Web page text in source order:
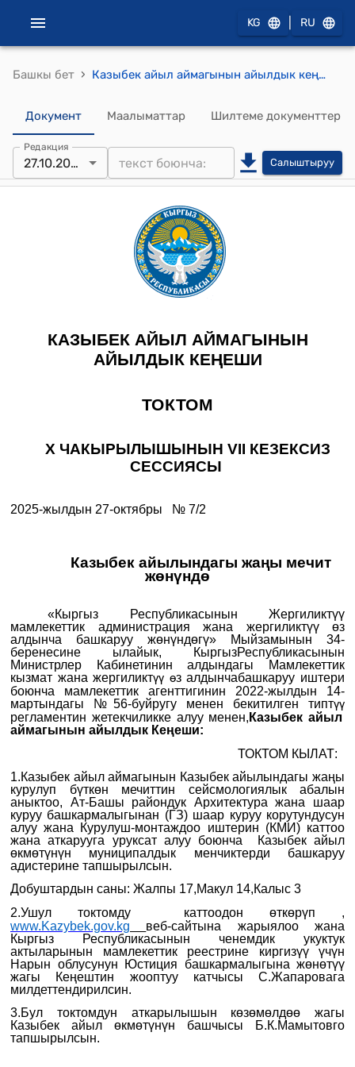
KG RU
Башкы бет › Казыбек айыл аймагынын айылдык кеңешинин 2025-жылдын 27-октябрындагы № 7/2 "Казыбек айылындагы жаңы мечит жөнүндө" Токтому
Документ Маалыматтар Шилтеме документтер
Редакция
27.10.2025 Салыштыруу